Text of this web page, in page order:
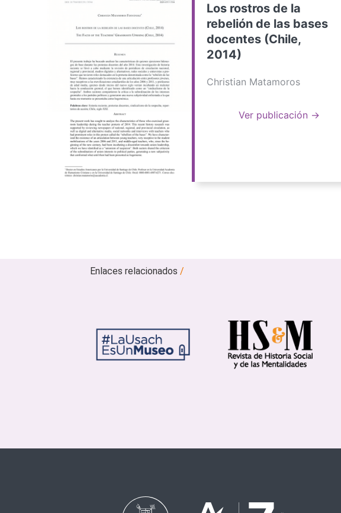
Los rostros de la
rebelión de las bases
docentes (Chile,
2014)
Christian Matamoros
Ver publicación →
Enlaces relacionados/